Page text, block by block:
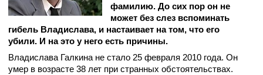
фамилию. До сих пор он не
может без слез вспоминать
гибель Владислава, и настаивает на том, что его
убили. И на это у него есть причины.
Владислава Галкина не стало 25 февраля 2010 года. Он
умер в возрасте 38 лет при странных обстоятельствах.